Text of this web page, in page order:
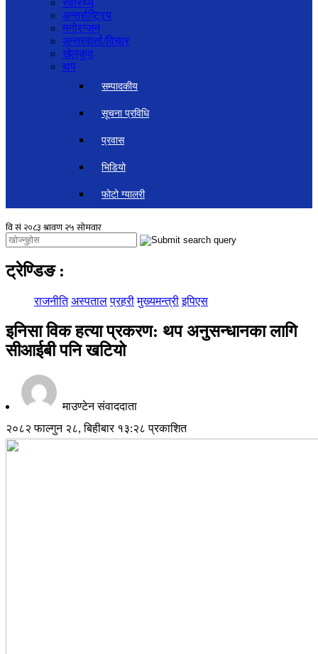
स्वास्थ्य
अन्तर्राष्ट्रिय
मनोरन्जन
अन्तरवार्ता/विचार
खेलकुद
थप
सम्पादकीय
सूचना प्रविधि
प्रवास
भिडियो
फोटो ग्यालरी
ट्रेण्डिङ :
राजनीति अस्पताल प्रहरी मुख्यमन्त्री इपिएस
इनिसा विक हत्या प्रकरण: थप अनुसन्धानका लागि
सीआईबी पनि खटियो
माउण्टेन संवाददाता
२०८२ फाल्गुन २८, बिहीबार १३:२८ प्रकाशित